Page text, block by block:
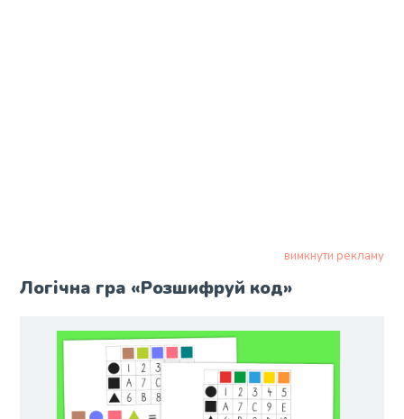
вимкнути рекламу
Логічна гра «Розшифруй код»